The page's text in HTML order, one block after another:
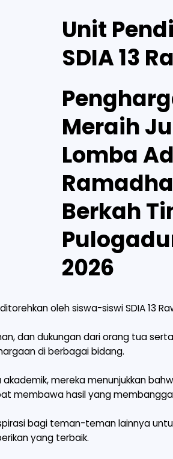
Unit
SDIA 13
Meraih
Lomba
Berkah
2026
oleh siswa-siswi SDIA 13
dan dukungan dari orang tua
di berbagai bidang.
mereka menunjukkan
membawa hasil yang
bagi teman-teman lainnya
yang terbaik.